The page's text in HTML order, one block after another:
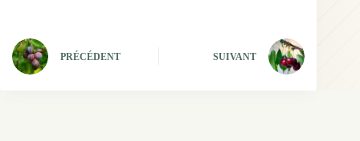
PRÉCÉDENT SUIVANT